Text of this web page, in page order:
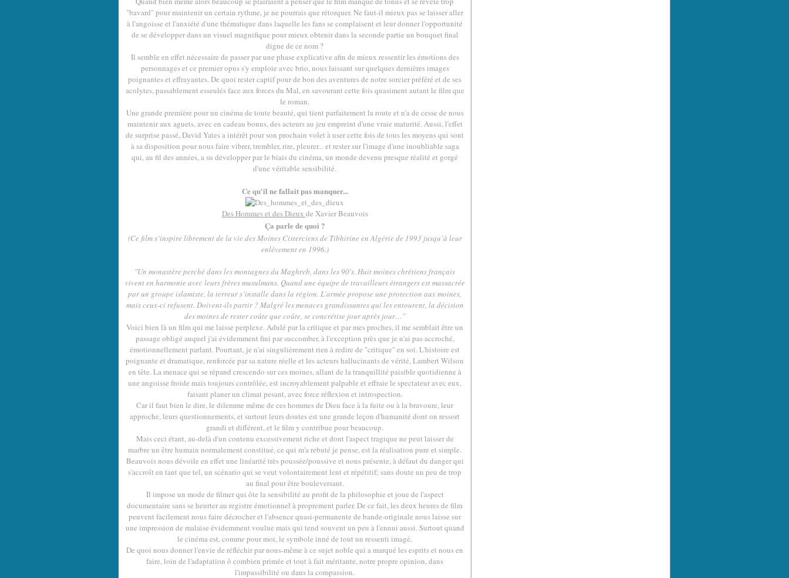
"bavard" pour maintenir un certain rythme, je ne pourrais que rétorquer. Ne faut-il mieux pas se laisser aller
à l'angoisse et l'anxiété d'une thématique dans laquelle les fans se complaisent et leur donner l'opportunité
de se développer dans un visuel magnifique pour mieux obtenir dans la seconde partie un bouquet final
digne de ce nom ?
Il semble en effet nécessaire de passer par une phase explicative afin de mieux ressentir les émotions des
personnages et ce premier opus s'y emploie avec brio, nous laissant sur quelques dernières images
poignantes et effrayantes. De quoi rester captif pour de bon des aventures de notre sorcier préféré et de ses
acolytes, passablement esseulés face aux forces du Mal, en savourant cette fois quasiment autant le film que
le roman.
Une grande première pour un cinéma de toute beauté, qui tient parfaitement la route et n'a de cesse de nous
maintenir aux aguets, avec en cadeau bonus, des acteurs au jeu empreint d'une vraie maturité. Aussi, l'effet
de surprise passé, David Yates a intérêt pour son prochain volet à user cette fois de tous les moyens qui sont
à sa disposition pour nous faire vibrer, trembler, rire, pleurer... et rester sur l'image d'une inoubliable saga
qui, au fil des années, a su développer par le biais du cinéma, un monde devenu presque réalité et gorgé
d'une véritable sensibilité.
Ce qu'il ne fallait pas manquer...
Des Hommes et des Dieux de Xavier Beauvois
Ça parle de quoi ?
(Ce film s’inspire librement de la vie des Moines Cisterciens de Tibhirine en Algérie de 1993 jusqu’à leur
enlèvement en 1996.)
"Un monastère perché dans les montagnes du Maghreb, dans les 90's. Huit moines chrétiens français
vivent en harmonie avec leurs frères musulmans. Quand une équipe de travailleurs étrangers est massacrée
par un groupe islamiste, la terreur s’installe dans la région. L'armée propose une protection aux moines,
mais ceux-ci refusent. Doivent-ils partir ? Malgré les menaces grandissantes qui les entourent, la décision
des moines de rester coûte que coûte, se concrétise jour après jour… "
Voici bien là un film qui me laisse perplexe. Adulé par la critique et par mes proches, il me semblait être un
passage obligé auquel j'ai évidemment fini par succomber, à l'exception près que je n'ai pas accroché,
émotionnellement parlant. Pourtant, je n'ai singulièrement rien à redire de "critique" en soi. L'histoire est
poignante et dramatique, renforcée par sa nature réelle et les acteurs hallucinants de vérité, Lambert Wilson
en tête. La menace qui se répand crescendo sur ces moines, allant de la tranquillité paisible quotidienne à
une angoisse froide mais toujours contrôlée, est incroyablement palpable et effraie le spectateur avec eux,
faisant planer un climat pesant, avec force réflexion et introspection.
Car il faut bien le dire, le dilemme même de ces hommes de Dieu face à la fuite ou à la bravoure, leur
approche, leurs questionnements, et surtout leurs doutes est une grande leçon d'humanité dont on ressort
grandi et différent, et le film y contribue pour beaucoup.
Mais ceci étant, au-delà d'un contenu excessivement riche et dont l'aspect tragique ne peut laisser de
marbre un être humain normalement constitué, ce qui m'a rebuté je pense, est la réalisation pure et simple.
Beauvois nous dévoile en effet une linéarité très poussée/poussive et nous présente, à défaut du danger qui
s'accroît en tant que tel, un scénario qui se veut volontairement lent et répétitif; sans doute un peu de trop
au final pour être bouleversant.
Il impose un mode de filmer qui ôte la sensibilité au profit de la philosophie et joue de l'aspect
documentaire sans se heurter au registre émotionnel à proprement parler. De ce fait, les deux heures de film
peuvent facilement nous faire décrocher et l'absence quasi-permanente de bande-originale nous laisse sur
une impression de malaise évidemment voulue mais qui tend souvent un peu à l'ennui aussi. Surtout quand
le cinéma est, comme pour moi, le symbole inné de tout un ressenti imagé.
De quoi nous donner l'envie de réfléchir par nous-même à ce sujet noble qui a marqué les esprits et nous en
faire, loin de l'adaptation ô combien primée et tout à fait méritante, notre propre opinion, dans
l'impassibilité ou dans la compassion.